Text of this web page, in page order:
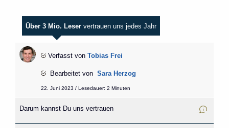
Über 3 Mio. Leser vertrauen uns jedes Jahr
Verfasst von Tobias Frei
Bearbeitet von Sara Herzog
22. Juni 2023 / Lesedauer: 2 Minuten
Darum kannst Du uns vertrauen